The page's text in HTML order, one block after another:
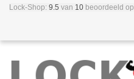
Lock-Shop: 9.5 van 10 beoordeeld op